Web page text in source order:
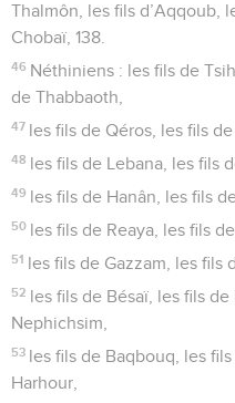
Thalmôn, les fils d’Aqqoub,
Chobaï, 138.
46 Néthiniens : les fils de
de Thabbaoth,
47 les fils de Qéros, les fils de
48 les fils de Lebana, les fils
49 les fils de Hanân, les fils
50 les fils de Reaya, les fils
51 les fils de Gazzam, les fils
52 les fils de Bésaï, les fils
Nephichsim,
53 les fils de Baqbouq, les
Harhour,